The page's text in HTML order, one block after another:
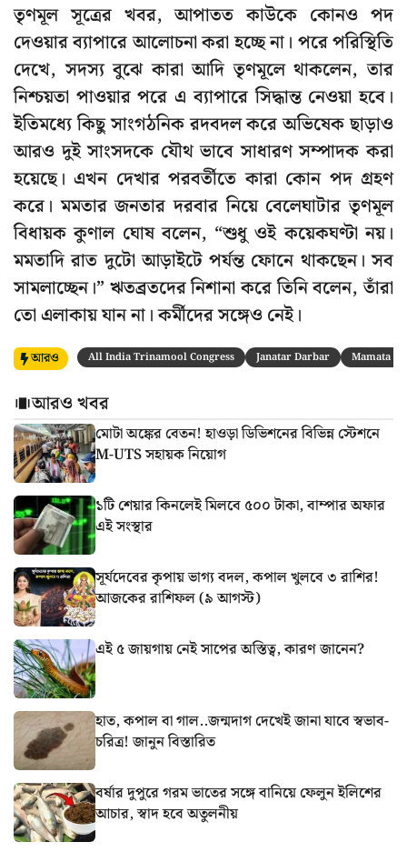
তৃণমূল সূত্রের খবর, আপাতত কাউকে কোনও পদ
দেওয়ার ব্যাপারে আলোচনা করা হচ্ছে না। পরে পরিস্থিতি
দেখে, সদস্য বুঝে কারা আদি তৃণমূলে থাকলেন, তার
নিশ্চয়তা পাওয়ার পরে এ ব্যাপারে সিদ্ধান্ত নেওয়া হবে।
ইতিমধ্যে কিছু সাংগঠনিক রদবদল করে অভিষেক ছাড়াও
আরও দুই সাংসদকে যৌথ ভাবে সাধারণ সম্পাদক করা
হয়েছে। এখন দেখার পরবর্তীতে কারা কোন পদ গ্রহণ
করে। মমতার জনতার দরবার নিয়ে বেলেঘাটার তৃণমূল
বিধায়ক কুণাল ঘোষ বলেন, “শুধু ওই কয়েকঘণ্টা নয়।
মমতাদি রাত দুটো আড়াইটে পর্যন্ত ফোনে থাকছেন। সব
সামলাচ্ছেন।” ঋতব্রতদের নিশানা করে তিনি বলেন, তাঁরা
তো এলাকায় যান না। কর্মীদের সঙ্গেও নেই।
আরও All India Trinamool Congress Janatar Darbar Mamata
আরও খবর
মোটা অঙ্কের বেতন! হাওড়া ডিভিশনের বিভিন্ন স্টেশনে
M-UTS সহায়ক নিয়োগ
১টি শেয়ার কিনলেই মিলবে ৫০০ টাকা, বাম্পার অফার
এই সংস্থার
সূর্যদেবের কৃপায় ভাগ্য বদল, কপাল খুলবে ৩ রাশির!
আজকের রাশিফল (৯ আগস্ট)
এই ৫ জায়গায় নেই সাপের অস্তিত্ব, কারণ জানেন?
হাত, কপাল বা গাল..জন্মদাগ দেখেই জানা যাবে স্বভাব-
চরিত্র! জানুন বিস্তারিত
বর্ষার দুপুরে গরম ভাতের সঙ্গে বানিয়ে ফেলুন ইলিশের
আচার, স্বাদ হবে অতুলনীয়